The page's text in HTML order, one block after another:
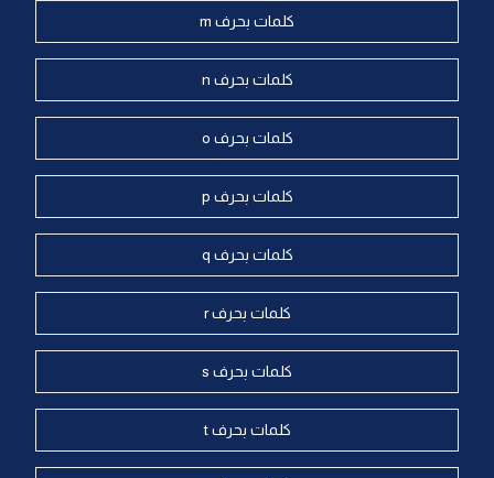
كلمات بحرف m
كلمات بحرف n
كلمات بحرف o
كلمات بحرف p
كلمات بحرف q
كلمات بحرف r
كلمات بحرف s
كلمات بحرف t